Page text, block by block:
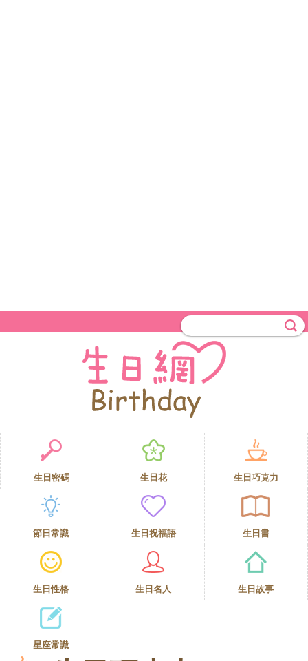
生日密碼 生日花 生日巧克力
節日常識 生日祝福語 生日書
生日性格 生日名人 生日故事
星座常識